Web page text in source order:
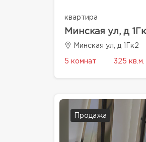
квартира
Минская ул, д
Минская ул, д 1Гк2
5 комнат 325 кв.м.
Продажа